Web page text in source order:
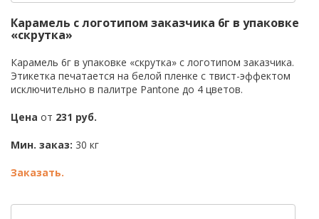
Карамель с логотипом заказчика 6г в упаковке
«скрутка»
Карамель 6г в упаковке «скрутка» с логотипом заказчика.
Этикетка печатается на белой пленке с твист-эффектом
исключительно в палитре Pantone до 4 цветов.
Цена от 231 руб.
Мин. заказ: 30 кг
Заказать.